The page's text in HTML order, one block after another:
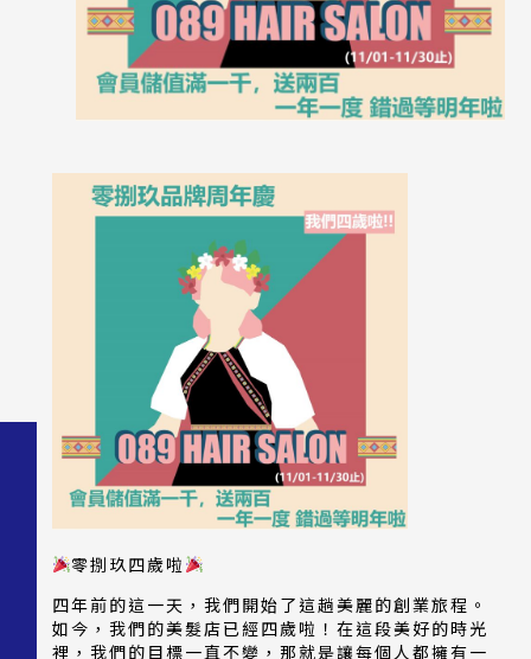
零捌玖四歲啦
四年前的這一天，我們開始了這趟美麗的創業旅程。
如今，我們的美髮店已經四歲啦！在這段美好的時光
裡，我們的目標一直不變，那就是讓每個人都擁有一